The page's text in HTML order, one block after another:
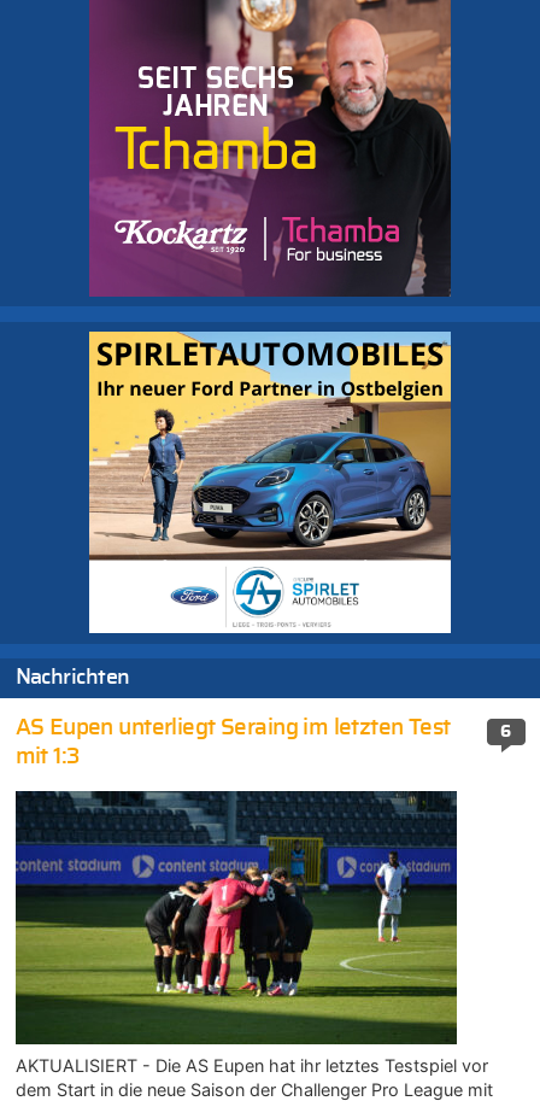
Nachrichten
6
AS Eupen unterliegt Seraing im letzten Test
mit 1:3
AKTUALISIERT - Die AS Eupen hat ihr letztes Testspiel vor
dem Start in die neue Saison der Challenger Pro League mit